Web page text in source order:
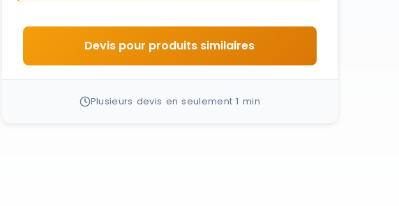
Devis pour produits similaires
Plusieurs devis en seulement 1 min